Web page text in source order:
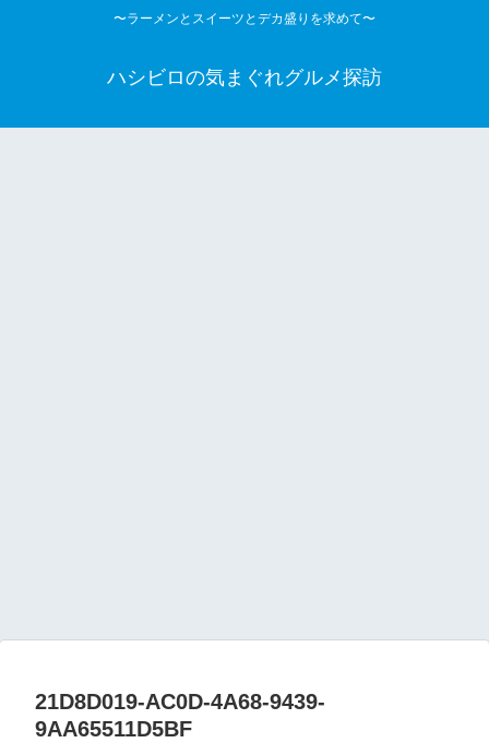
〜ラーメンとスイーツとデカ盛りを求めて〜
ハシビロの気まぐれグルメ探訪
21D8D019-AC0D-4A68-9439-
9AA65511D5BF